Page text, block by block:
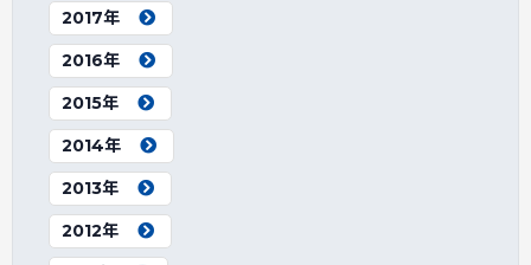
2017年
2016年
2015年
2014年
2013年
2012年